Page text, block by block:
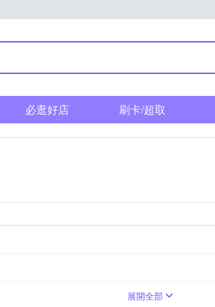
必逛好店 刷卡/超取
展開全部